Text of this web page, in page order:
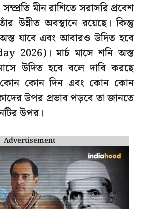
মীন রাশিতে সরাসরি প্রবেশ
উন্নীত অবস্থানে রয়েছে। কিন্তু
যাবে এবং আবারও উদিত হবে
2026)। মার্চ মাসে শনি অস্ত
উদিত হবে বলে দাবি করছে
কোন কোন দিন এবং কোন কোন
উপর প্রভাব পড়বে তা জানতে
উপর।
Advertisement